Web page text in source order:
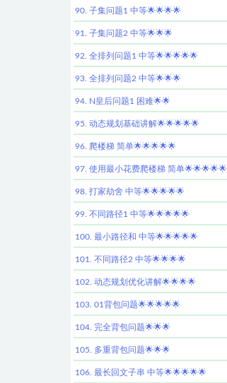
90. 子集问题1 中等🌟🌟🌟🌟
91. 子集问题2 中等🌟🌟🌟
92. 全排列问题1 中等🌟🌟🌟🌟🌟
93. 全排列问题2 中等🌟🌟🌟
94. N皇后问题1 困难🌟🌟
95. 动态规划基础讲解🌟🌟🌟🌟🌟
96. 爬楼梯 简单🌟🌟🌟🌟🌟
97. 使用最小花费爬楼梯 简单🌟🌟🌟🌟🌟
98. 打家劫舍 中等🌟🌟🌟🌟🌟
99. 不同路径1 中等🌟🌟🌟🌟🌟
100. 最小路径和 中等🌟🌟🌟🌟🌟
101. 不同路径2 中等🌟🌟🌟🌟
102. 动态规划优化讲解🌟🌟🌟🌟
103. 01背包问题🌟🌟🌟🌟🌟
104. 完全背包问题🌟🌟🌟
105. 多重背包问题🌟🌟🌟
106. 最长回文子串 中等🌟🌟🌟🌟🌟